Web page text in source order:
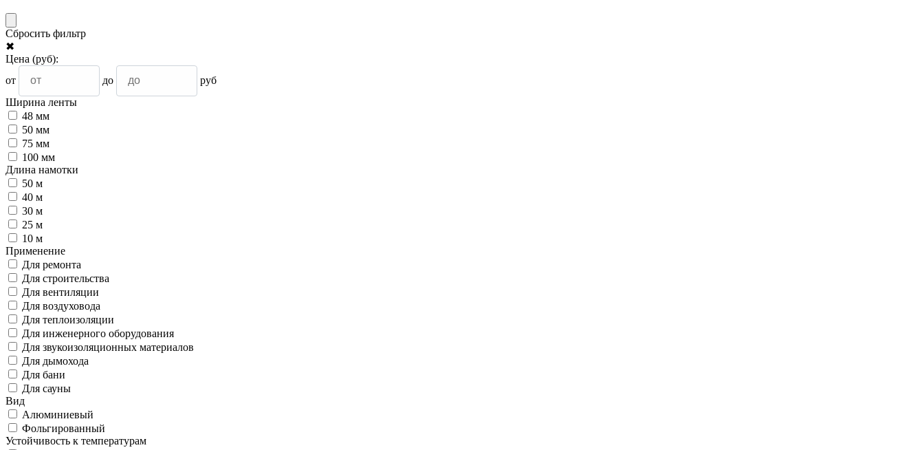
Сбросить фильтр
✖
Цена (руб):
от
до
руб
Ширина ленты
48 мм
50 мм
75 мм
100 мм
Длина намотки
50 м
40 м
30 м
25 м
10 м
Применение
Для ремонта
Для строительства
Для вентиляции
Для воздуховода
Для теплоизоляции
Для инженерного оборудования
Для звукоизоляционных материалов
Для дымохода
Для бани
Для сауны
Вид
Алюминиевый
Фольгированный
Устойчивость к температурам